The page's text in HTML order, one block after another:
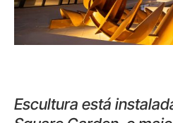
Escultura está